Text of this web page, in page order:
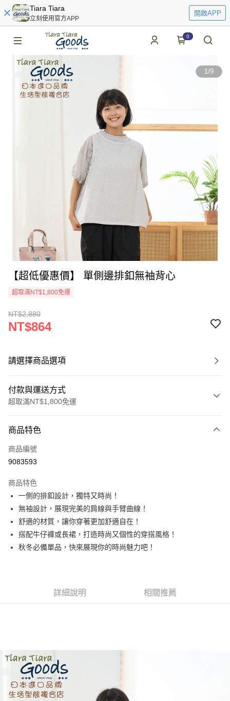
Tiara Tiara
立刻使用官方APP
開啟APP
0
1/9
【超低優惠價】 單側邊排釦無袖背心
超取滿NT$1,800免運
NT$2,880
NT$864
請選擇商品選項
付款與運送方式
超取滿NT$1,800免運
信用卡一次付款
超商取貨付款
Apple Pay
街口支付
悠遊付
Google Pay
AFTEE先享後付
２．便利：只要手機號碼，簡訊認證，即可結帳。
３．安心：先確認商品／服務後，再付款。
【「AFTEE先享後付」結帳流程】
１．於結帳方式選擇「AFTEE先享後付」後，將跳轉至「AFTEE先享後付」
結帳頁面，進行簡訊認證並確認金額後，即可完成結帳。
全家取貨付款
每筆NT$60，滿NT$1,800(含以上)免運費
付款後全家取貨
商品特色
商品編號
9083593
商品特色
一側的排釦設計，獨特又時尚！
無袖設計，展現完美的肩線與手臂曲線！
舒適的材質，讓你穿著更加舒適自在！
搭配牛仔褲或長裙，打造時尚又個性的穿搭風格！
秋冬必備單品，快來展現你的時尚魅力吧！
詳細說明 相關推薦